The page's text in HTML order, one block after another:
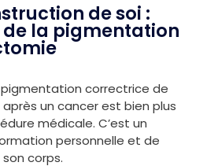
de soi :
la pigmentation
pigmentation correctrice de
un cancer est bien plus
médicale. C’est un
personnelle et de
corps.